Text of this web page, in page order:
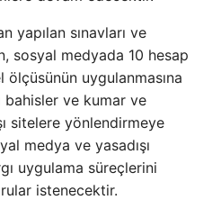
yapılan sınavları ve
sosyal medyada 10 hesap
ölçüsünün uygulanmasına
bahisler ve kumar ve
sitelere yönlendirmeye
medya ve yasadışı
uygulama süreçlerini
istenecektir.